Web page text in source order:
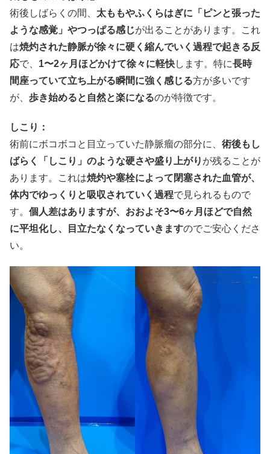
術後しばらくの間、 太ももやふくらはぎに「ピンと張った
ような感覚」やつっぱる感じが出ることがあります。これ
は焼灼された静脈が徐々に硬く縮んでいく過程で起きる反
応で、 1〜2ヶ月ほどかけて徐々に軽快します。特に長時
間座っていて立ち上がる瞬間に強く感じる方が多いです
が、 歩き始めると自然と楽になるのが特徴です。
しこり：
術前にボコボコと目立っていた静脈瘤の部分に、 術後もし
ばらく「しこり」のような硬さや盛り上がり が残ることが
あります。これは焼灼や塞栓によって閉塞された血管が、
体内でゆっくりと吸収されていく過程で見られるもので
す。 個人差はありますが、おおよそ3〜6ヶ月ほどで自然
に平坦化し、目立たなくなっていきますのでご安心くださ
い。